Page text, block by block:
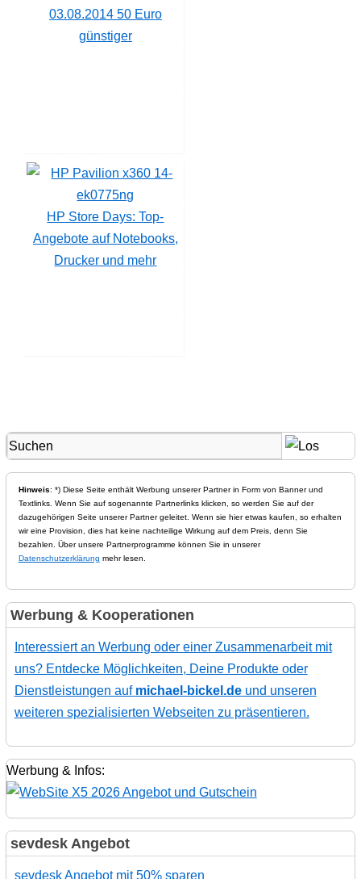
03.08.2014 50 Euro
günstiger
HP Store Days: Top-
Angebote auf Notebooks,
Drucker und mehr
Hinweis: *) Diese Seite enthält Werbung unserer Partner in Form von Banner und
Textlinks. Wenn Sie auf sogenannte Partnerlinks klicken, so werden Sie auf der
dazugehörigen Seite unserer Partner geleitet. Wenn sie hier etwas kaufen, so erhalten
wir eine Provision, dies hat keine nachteilige Wirkung auf dem Preis, denn Sie
bezahlen. Über unsere Partnerprogramme können Sie in unserer
Datenschutzerklärung mehr lesen.
Werbung & Kooperationen
Interessiert an Werbung oder einer Zusammenarbeit mit
uns? Entdecke Möglichkeiten, Deine Produkte oder
Dienstleistungen auf michael-bickel.deund unseren
weiteren spezialisierten Webseiten zu präsentieren.
Werbung & Infos:
sevdesk Angebot
sevdesk Angebot mit 50% sparen